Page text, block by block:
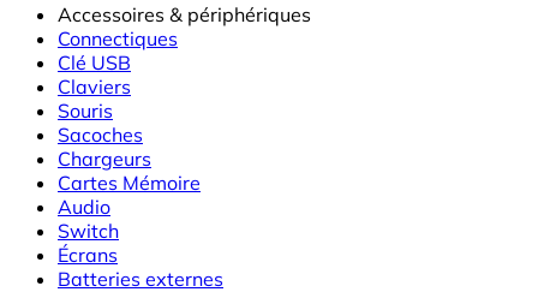
Accessoires & périphériques
Connectiques
Clé USB
Claviers
Souris
Sacoches
Chargeurs
Cartes Mémoire
Audio
Switch
Écrans
Batteries externes